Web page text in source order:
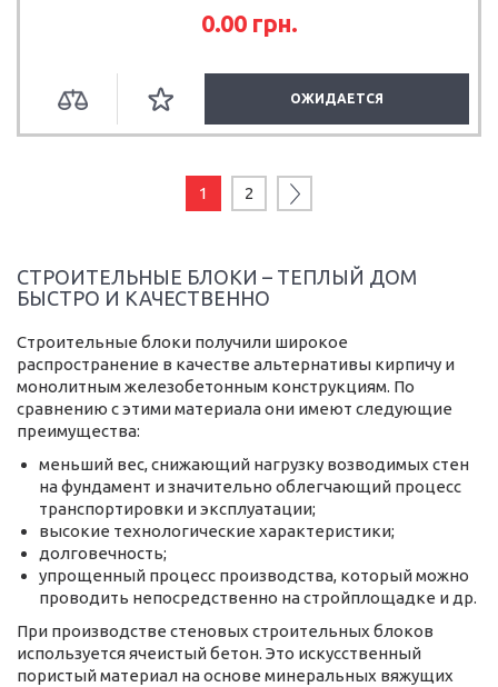
0.00 грн.
ОЖИДАЕТСЯ
1 2
СТРОИТЕЛЬНЫЕ БЛОКИ – ТЕПЛЫЙ ДОМ
БЫСТРО И КАЧЕСТВЕННО
Строительные блоки получили широкое
распространение в качестве альтернативы кирпичу и
монолитным железобетонным конструкциям. По
сравнению с этими материала они имеют следующие
преимущества:
меньший вес, снижающий нагрузку возводимых стен
на фундамент и значительно облегчающий процесс
транспортировки и эксплуатации;
высокие технологические характеристики;
долговечность;
упрощенный процесс производства, который можно
проводить непосредственно на стройплощадке и др.
При производстве стеновых строительных блоков
используется ячеистый бетон. Это искусственный
пористый материал на основе минеральных вяжущих